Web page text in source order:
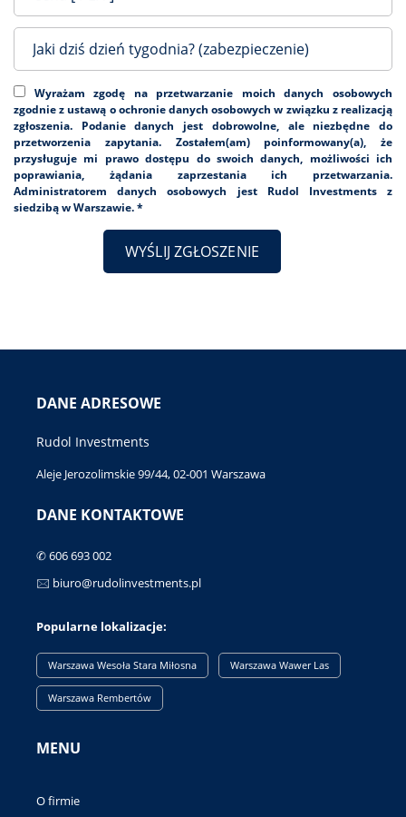
Wyrażam zgodę na przetwarzanie moich danych osobowych
zgodnie z ustawą o ochronie danych osobowych w związku z realizacją
zgłoszenia. Podanie danych jest dobrowolne, ale niezbędne do
przetworzenia zapytania. Zostałem(am) poinformowany(a), że
przysługuje mi prawo dostępu do swoich danych, możliwości ich
poprawiania, żądania zaprzestania ich przetwarzania.
Administratorem danych osobowych jest Rudol Investments z
siedzibą w Warszawie. *
DANE ADRESOWE
Rudol Investments
Aleje Jerozolimskie 99/44, 02-001 Warszawa
DANE KONTAKTOWE
✆ 606 693 002
🖂 biuro@rudolinvestments.pl
Popularne lokalizacje:
Warszawa Wesoła Stara Miłosna Warszawa Wawer Las
Warszawa Rembertów
MENU
O firmie